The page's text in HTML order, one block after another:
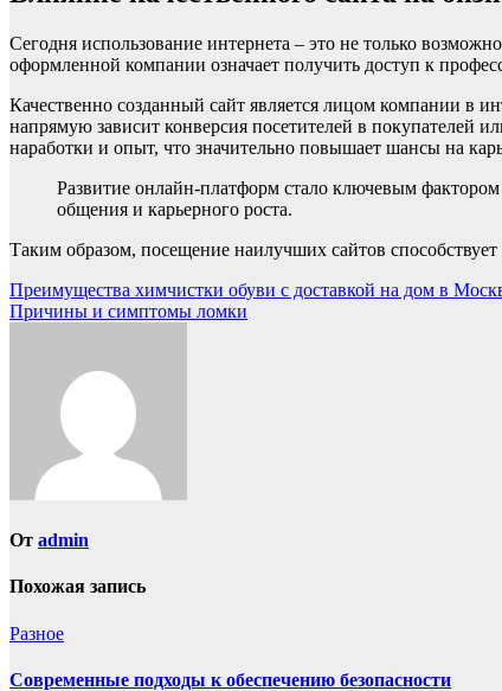
Сегодня использование интернета – это не только
оформленной компании означает получить доступ к
Качественно созданный сайт является лицом компании в
напрямую зависит конверсия посетителей в покупателей
наработки и опыт, что значительно повышает шансы на
Развитие онлайн-платформ стало ключевым
общения и карьерного роста.
Таким образом, посещение наилучших сайтов
Навигация
по
Преимущества химчистки обуви с доставкой на дом в
Причины и симптомы ломки
От admin
Похожая запись
Разное
Современные подходы к обеспечению безопасности